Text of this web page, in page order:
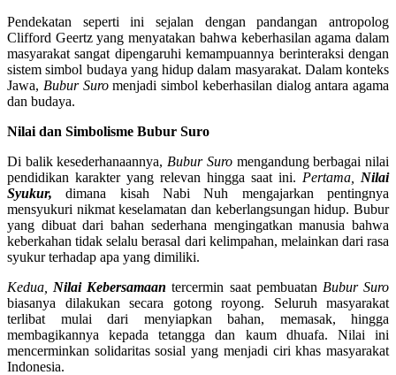
Pendekatan seperti ini sejalan dengan pandangan antropolog
Clifford Geertz yang menyatakan bahwa keberhasilan agama dalam
masyarakat sangat dipengaruhi kemampuannya berinteraksi dengan
sistem simbol budaya yang hidup dalam masyarakat. Dalam konteks
Jawa, Bubur Suromenjadi simbol keberhasilan dialog antara agama
dan budaya.
Nilai dan Simbolisme Bubur Suro
Di balik kesederhanaannya, Bubur Suromengandung berbagai nilai
pendidikan karakter yang relevan hingga saat ini. Pertama, Nilai
Syukur, dimana kisah Nabi Nuh mengajarkan pentingnya
mensyukuri nikmat keselamatan dan keberlangsungan hidup. Bubur
yang dibuat dari bahan sederhana mengingatkan manusia bahwa
keberkahan tidak selalu berasal dari kelimpahan, melainkan dari rasa
syukur terhadap apa yang dimiliki.
Kedua, Nilai Kebersamaantercermin saat pembuatan Bubur Suro
biasanya dilakukan secara gotong royong. Seluruh masyarakat
terlibat mulai dari menyiapkan bahan, memasak, hingga
membagikannya kepada tetangga dan kaum dhuafa. Nilai ini
mencerminkan solidaritas sosial yang menjadi ciri khas masyarakat
Indonesia.